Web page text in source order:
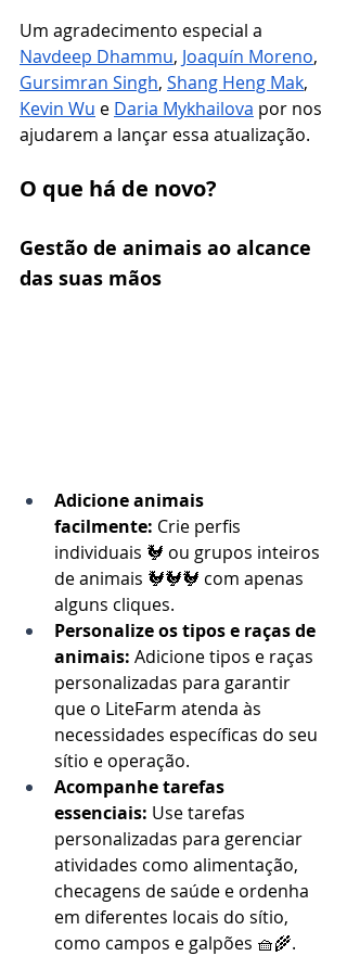
Um agradecimento especial a
Navdeep Dhammu, Joaquín Moreno,
Gursimran Singh, Shang Heng Mak,
Kevin Wu e Daria Mykhailova por nos
ajudarem a lançar essa atualização.
O que há de novo?
Gestão de animais ao alcance
das suas mãos
Adicione animais
facilmente: Crie perfis
individuais 🐓 ou grupos inteiros
de animais 🐓🐓🐓 com apenas
alguns cliques.
Personalize os tipos e raças de
animais: Adicione tipos e raças
personalizadas para garantir
que o LiteFarm atenda às
necessidades específicas do seu
sítio e operação.
Acompanhe tarefas
essenciais: Use tarefas
personalizadas para gerenciar
atividades como alimentação,
checagens de saúde e ordenha
em diferentes locais do sítio,
como campos e galpões 🧺🌾.